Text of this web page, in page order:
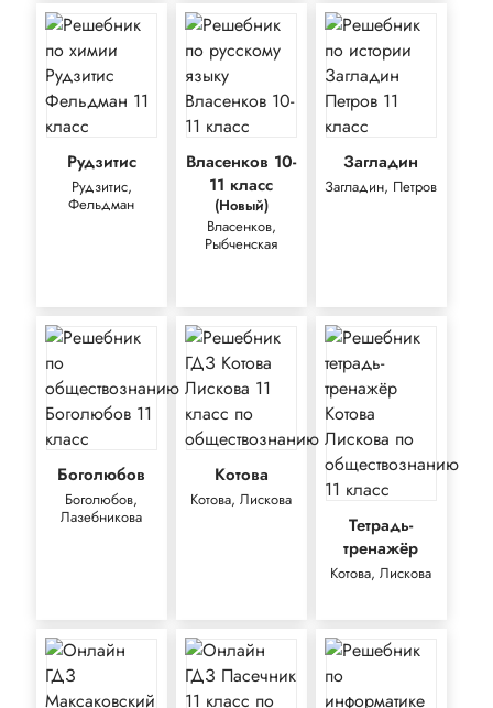
Рудзитис
Рудзитис,
Фельдман
Власенков 10-
11 класс
(Новый)
Власенков,
Рыбченская
Загладин
Загладин, Петров
Боголюбов
Боголюбов,
Лазебникова
Котова
Котова, Лискова
Тетрадь-
тренажёр
Котова, Лискова